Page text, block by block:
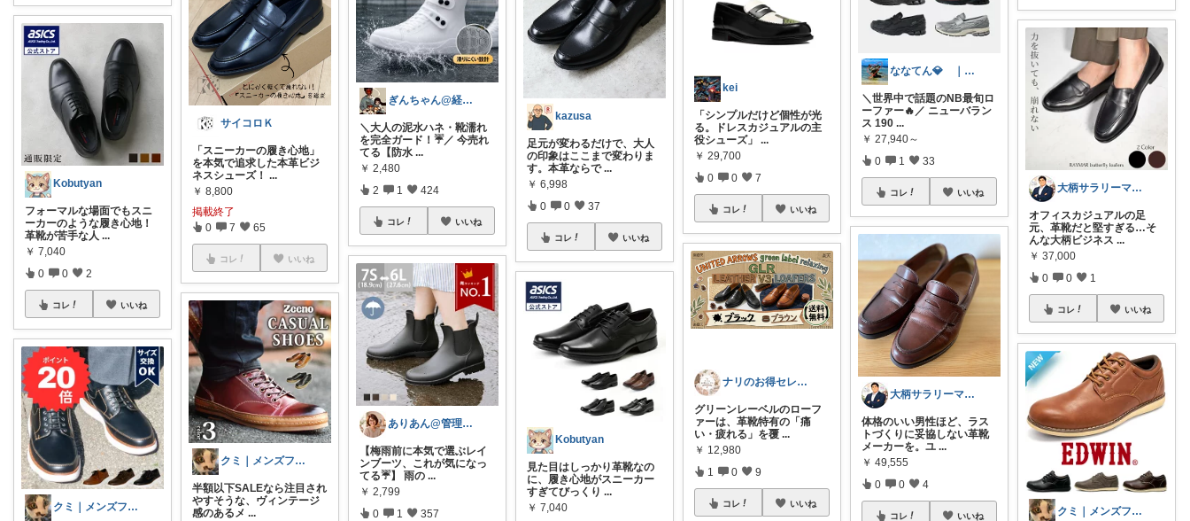
Kobutyan
フォーマルな場面でもスニ
ーカーのような履き心地！
革靴が苦手な人 ...
￥ 7,040
0 0 2
コレ いいね
クミ｜メンズファッションROOM
サイコロＫ
「スニーカーの履き心地」
を本気で追求した本革ビジ
ネスシューズ！ ...
￥ 8,800
掲載終了
0 7 65
コレ いいね
クミ｜メンズファッションROOM
半額以下SALEなら注目され
やすそうな、ヴィンテージ
感のあるメ ...
ぎんちゃん@経由購入感謝です^_^
＼大人の泥水ハネ・靴濡れ
を完全ガード！☔️／ 今売れ
てる【防水 ...
￥ 2,480
2 1 424
コレ いいね
ありあん@管理職シンママの手間なし生活
【梅雨前に本気で選ぶレイ
ンブーツ、これが気になっ
てる☔】 雨の ...
￥ 2,799
0 1 357
kazusa
足元が変わるだけで、大人
の印象はここまで変わりま
す。本革ならで ...
￥ 6,998
0 0 37
コレ いいね
Kobutyan
見た目はしっかり革靴なの
に、履き心地がスニーカー
すぎてびっくり ...
￥ 7,040
kei
​「シンプルだけど個性が光
る。ドレスカジュアルの主
役シューズ」
...
￥ 29,700
0 0 7
コレ いいね
ナリのお得セレクト
グリーンレーベルのローフ
ァーは、革靴特有の「痛
い・疲れる」を覆 ...
￥ 12,980
1 0 9
コレ いいね
ななてん💎 ｜オシャレグッズ
＼世界中で話題のNB最旬ロ
ーファー🔥／ ニューバラン
ス 190 ...
￥ 27,940～
0 1 33
コレ いいね
大柄サラリーマンの装い部屋
体格のいい男性ほど、ラス
トづくりに妥協しない革靴
メーカーを。ユ ...
￥ 49,555
0 0 4
コレ いいね
大柄サラリーマンの装い部屋
オフィスカジュアルの足
元、革靴だと堅すぎる…そ
んな大柄ビジネス ...
￥ 37,000
0 0 1
コレ いいね
クミ｜メンズファッションROOM